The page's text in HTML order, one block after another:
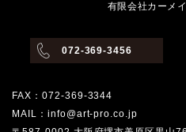
有限会社カーメ
072-369-3456
FAX：072-369-3344
MAIL：info@art-pro.co.jp